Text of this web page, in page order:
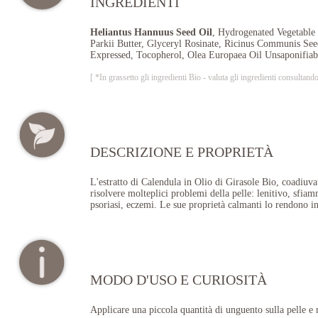
Heliantus Hannuus Seed Oil, Hydrogenated
Parkii Butter, Glyceryl Rosinate, Ricinus Communis
Expressed, Tocopherol, Olea Europaea Oil
[ *In grassetto gli ingredienti Bio - valuta gli ingredienti
DESCRIZIONE E PROPRIETÀ
L'estratto di Calendula in Olio di Girasole Bio,
risolvere molteplici problemi della pelle: lenitivo,
psoriasi, eczemi. Le sue proprietà calmanti lo rendono
MODO D'USO E CURIOSITÀ
Applicare una piccola quantità di unguento sulla pelle